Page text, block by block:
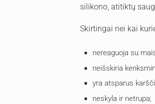
silikono, atitiktų
Skirtingai nei kai
nereaguoja su
neišskiria
yra atsparus
neskyla ir netrupa;